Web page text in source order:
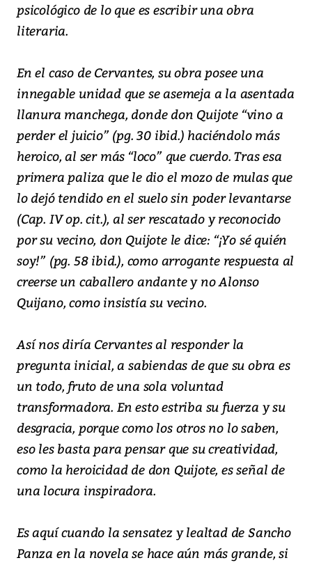
psicológico de lo que es escribir una obra
literaria.
En el caso de Cervantes, su obra posee una
innegable unidad que se asemeja a la asentada
llanura manchega, donde don Quijote “vino a
perder el juicio” (pg. 30 ibid.) haciéndolo más
heroico, al ser más “loco” que cuerdo. Tras esa
primera paliza que le dio el mozo de mulas que
lo dejó tendido en el suelo sin poder levantarse
(Cap. IV op. cit.), al ser rescatado y reconocido
por su vecino, don Quijote le dice: “¡Yo sé quién
soy!” (pg. 58 ibid.), como arrogante respuesta al
creerse un caballero andante y no Alonso
Quijano, como insistía su vecino.
Así nos diría Cervantes al responder la
pregunta inicial, a sabiendas de que su obra es
un todo, fruto de una sola voluntad
transformadora. En esto estriba su fuerza y su
desgracia, porque como los otros no lo saben,
eso les basta para pensar que su creatividad,
como la heroicidad de don Quijote, es señal de
una locura inspiradora.
Es aquí cuando la sensatez y lealtad de Sancho
Panza en la novela se hace aún más grande, si